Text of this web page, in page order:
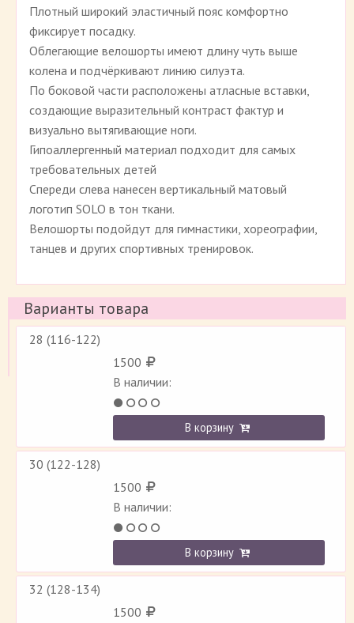
Плотный широкий эластичный пояс комфортно
фиксирует посадку.
Облегающие велошорты имеют длину чуть выше
колена и подчёркивают линию силуэта.
По боковой части расположены атласные вставки,
создающие выразительный контраст фактур и
визуально вытягивающие ноги.
Гипоаллергенный материал подходит для самых
требовательных детей
Спереди слева нанесен вертикальный матовый
логотип SOLO в тон ткани.
Велошорты подойдут для гимнастики, хореографии,
танцев и других спортивных тренировок.
Варианты товара
28 (116-122)
1500
В наличии:
В корзину
30 (122-128)
1500
В наличии:
В корзину
32 (128-134)
1500